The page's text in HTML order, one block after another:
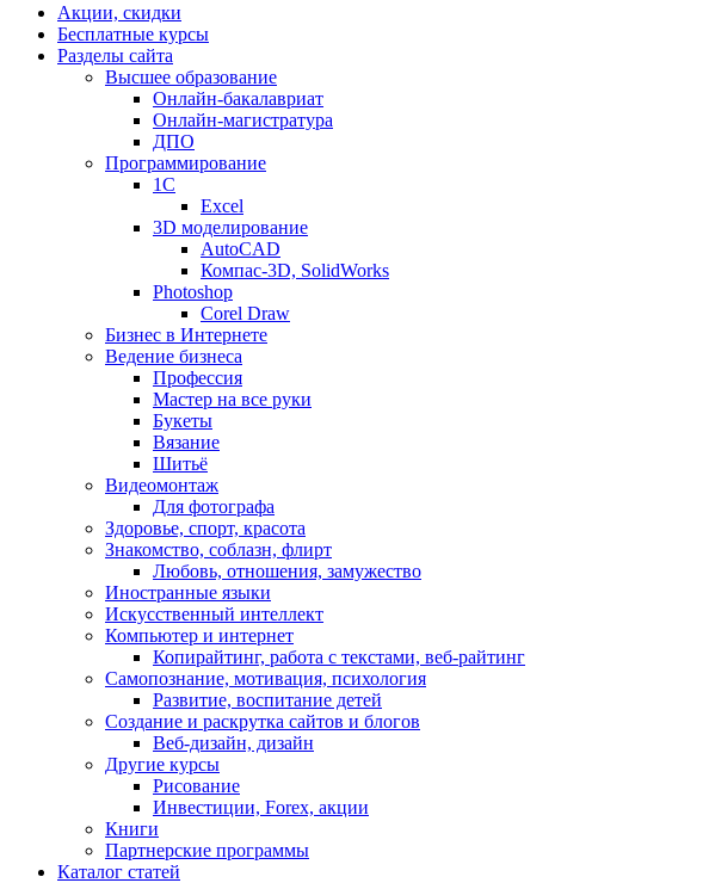
Акции, скидки
Бесплатные курсы
Разделы сайта
Высшее образование
Онлайн-бакалавриат
Онлайн-магистратура
ДПО
Программирование
1С
Excel
3D моделирование
AutoCAD
Компас-3D, SolidWorks
Photoshop
Corel Draw
Бизнес в Интернете
Ведение бизнеса
Профессия
Мастер на все руки
Букеты
Вязание
Шитьё
Видеомонтаж
Для фотографа
Здоровье, спорт, красота
Знакомство, соблазн, флирт
Любовь, отношения, замужество
Иностранные языки
Искусственный интеллект
Компьютер и интернет
Копирайтинг, работа с текстами, веб-райтинг
Самопознание, мотивация, психология
Развитие, воспитание детей
Создание и раскрутка сайтов и блогов
Веб-дизайн, дизайн
Другие курсы
Рисование
Инвестиции, Forex, акции
Книги
Партнерские программы
Каталог статей